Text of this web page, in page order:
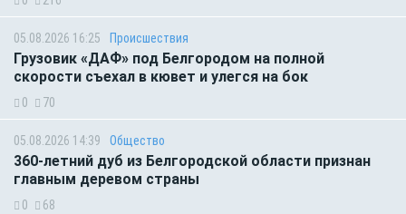
05.08.2026 16:25 Происшествия
Грузовик «ДАФ» под Белгородом на полной
скорости съехал в кювет и улегся на бок
0 70
05.08.2026 14:39 Общество
360-летний дуб из Белгородской области признан
главным деревом страны
0 68